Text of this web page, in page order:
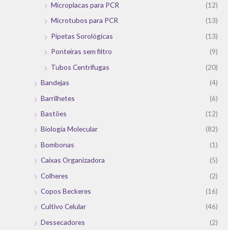
Microplacas para PCR
(12)
Microtubos para PCR
(13)
Pipetas Sorológicas
(13)
Ponteiras sem filtro
(9)
Tubos Centrífugas
(20)
Bandejas
(4)
Barrilhetes
(6)
Bastões
(12)
Biologia Molecular
(82)
Bombonas
(1)
Caixas Organizadora
(5)
Colheres
(2)
Copos Beckeres
(16)
Cultivo Celular
(46)
Dessecadores
(2)